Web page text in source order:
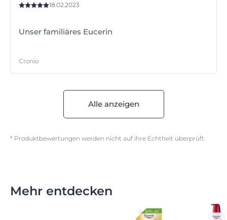
18.02.2023
Unser familiäres Eucerin
Cronio
Alle anzeigen
* Produktbewertungen werden nicht auf ihre Echtheit überprüft.
Mehr entdecken